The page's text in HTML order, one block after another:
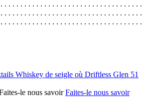
. . . . . . . . . . . . . . . . . . . . . . . . . . . . . . . . . . .
. . . . . . . . . . . . . . . . . . . . . . . . . . . . . . . . . . .
. . . . . . . . . . . . . . . . . . . . . . . . . . . . . . . . . . .
Whiskey de seigle où Driftless Glen 51
le nous savoirFaites-le nous savoir